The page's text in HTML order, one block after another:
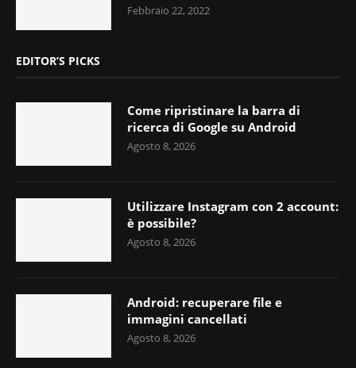
Febbraio 22, 2022
EDITOR’S PICKS
Come ripristinare la barra di
ricerca di Google su Android
Agosto 8, 2026
Utilizzare Instagram con 2 account:
è possibile?
Agosto 8, 2026
Android: recuperare file e
immagini cancellati
Agosto 8, 2026